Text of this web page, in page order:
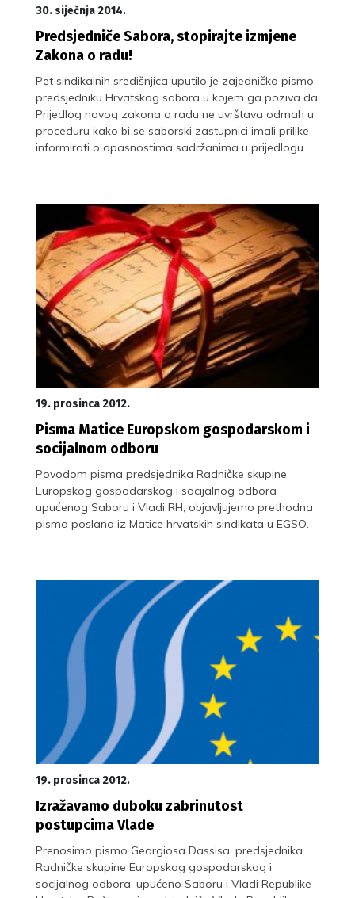
30. siječnja 2014.
Predsjedniče Sabora, stopirajte izmjene
Zakona o radu!
Pet sindikalnih središnjica uputilo je zajedničko pismo
predsjedniku Hrvatskog sabora u kojem ga poziva da
Prijedlog novog zakona o radu ne uvrštava odmah u
proceduru kako bi se saborski zastupnici imali prilike
informirati o opasnostima sadržanima u prijedlogu.
19. prosinca 2012.
Pisma Matice Europskom gospodarskom i
socijalnom odboru
Povodom pisma predsjednika Radničke skupine
Europskog gospodarskog i socijalnog odbora
upućenog Saboru i Vladi RH, objavljujemo prethodna
pisma poslana iz Matice hrvatskih sindikata u EGSO.
19. prosinca 2012.
Izražavamo duboku zabrinutost
postupcima Vlade
Prenosimo pismo Georgiosa Dassisa, predsjednika
Radničke skupine Europskog gospodarskog i
socijalnog odbora, upućeno Saboru i Vladi Republike